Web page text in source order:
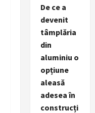
De ce a
devenit
tâmplăria
din
aluminiu o
opțiune
aleasă
adesea în
construcți